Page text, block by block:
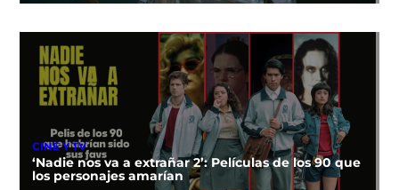
CINE Y TV
‘Nadie nos va a extrañar 2’: Películas de los 90 que
los personajes amarían